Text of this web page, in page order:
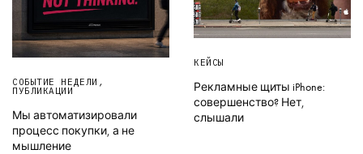
СОБЫТИЕ НЕДЕЛИ ,
ПУБЛИКАЦИИ
Мы автоматизировали
процесс покупки, а не
мышление
КЕЙСЫ
Рекламные щиты iPhone:
совершенство? Нет,
слышали